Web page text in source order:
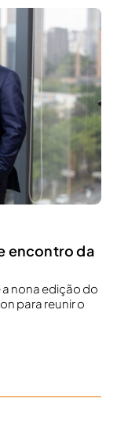
encontro da
a nona edição do
para reunir o